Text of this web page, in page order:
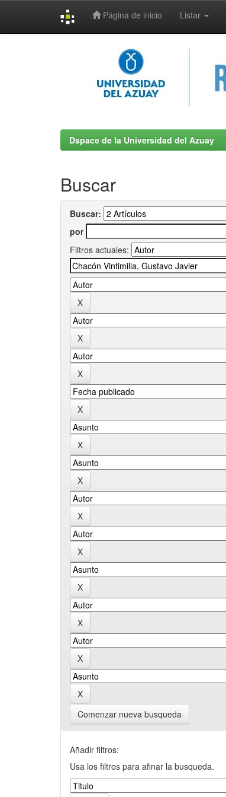
Página de inicio Listar
Dspace de la Universidad del Azuay
Buscar
Buscar:
por
Filtros actuales:
Comenzar nueva busqueda
Añadir filtros:
Usa los filtros para afinar la busqueda.